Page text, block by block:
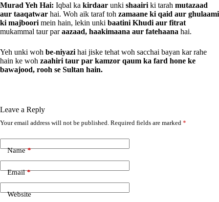
Murad Yeh Hai: Iqbal ka kirdaar unki shaairi ki tarah mutazaad
aur taaqatwar hai. Woh aik taraf toh zamaane ki qaid aur ghulaami
ki majboori mein hain, lekin unki baatini Khudi aur fitrat
mukammal taur paraazaad, haakimaana aur fatehaana hai.
Yeh unki woh be-niyazi hai jiske tehat woh sacchai bayan kar rahe
hain ke woh zaahiri taur par kamzor qaum ka fard hone ke
bawajood, rooh se Sultan hain.
Leave a Reply
Your email address will not be published. Required fields are marked *
Name*
Email*
Website
A
t
e
t
i